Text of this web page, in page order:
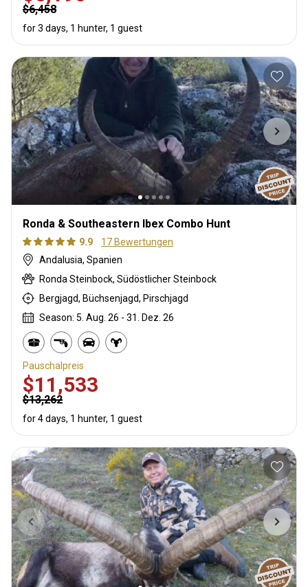
$6,458
for 3 days, 1 hunter, 1 guest
Ronda & Southeastern Ibex Combo Hunt
9.9
17 Bewertungen
Andalusia, Spanien
Ronda Steinbock, Südöstlicher Steinbock
Bergjagd, Büchsenjagd, Pirschjagd
Season: 5. Aug. 26 - 31. Dez. 26
Pauschalpreis
$11,533
$13,262
for 4 days, 1 hunter, 1 guest